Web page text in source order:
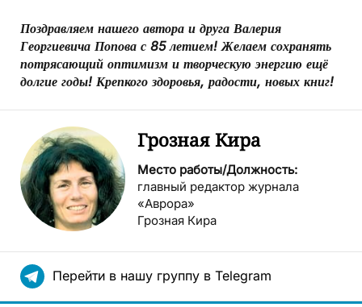
Поздравляем нашего автора и друга Валерия
Георгиевича Попова с 85 летием! Желаем сохранять
потрясающий оптимизм и творческую энергию ещё
долгие годы! Крепкого здоровья, радости, новых книг!
Грозная Кира
Место работы/Должность:
главный редактор журнала
«Аврора»
Грозная Кира
Перейти в нашу группу в Telegram